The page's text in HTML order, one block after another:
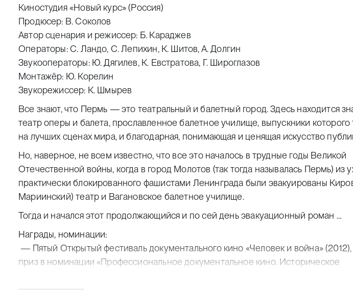
Киностудия «Новый курс» (Россия)
Продюсер: В. Соколов
Автор сценария и режиссер: Б. Караджев
Операторы: С. Ландо, С. Лепихин, К. Шитов, А. Долгин
Звукооператоры: Ю. Дягилев, К. Евстратова, Г. Широглазов
Монтажёр: Ю. Корелин
Звукорежиссер: К. Шмырев
Все знают, что Пермь — это театральный и балетный город. Здесь находится
театр оперы и балета, прославленное балетное училище, выпускники которого
на лучших сценах мира, и благодарная, понимающая и ценящая искусство
Но, наверное, не всем известно, что все это началось в трудные годы Великой
Отечественной войны, когда в город Молотов (так тогда называлась Пермь) из
практически блокированного фашистами Ленинграда были эвакуированы
Мариинский) театр и Вагановское балетное училище.
Тогда и начался этот продолжающийся и по сей день эвакуационный роман …
Награды, номинации:
— Пятый Открытый фестиваль документального кино «Человек и война» (2012),
приз в номинации «Профессиональное документальное кино. Историческое